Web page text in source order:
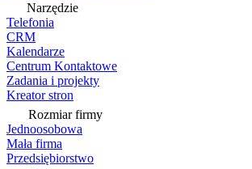
Narzędzie
Telefonia
CRM
Kalendarze
Centrum Kontaktowe
Zadania i projekty
Kreator stron
Rozmiar firmy
Jednoosobowa
Mała firma
Przedsiębiorstwo